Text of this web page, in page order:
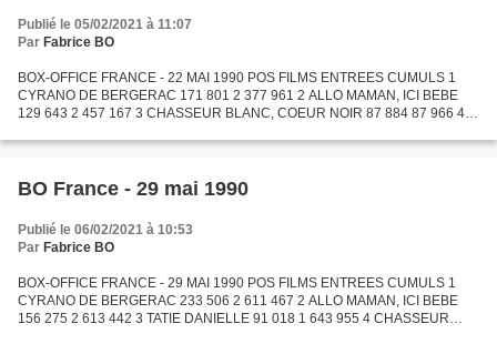
Publié le 05/02/2021 à 11:07
Par Fabrice BO
BOX-OFFICE FRANCE - 22 MAI 1990 POS FILMS ENTREES CUMULS 1
CYRANO DE BERGERAC 171 801 2 377 961 2 ALLO MAMAN, ICI BEBE
129 643 2 457 167 3 CHASSEUR BLANC, COEUR NOIR 87 884 87 966 4
282...
BO France - 29 mai 1990
Publié le 06/02/2021 à 10:53
Par Fabrice BO
BOX-OFFICE FRANCE - 29 MAI 1990 POS FILMS ENTREES CUMULS 1
CYRANO DE BERGERAC 233 506 2 611 467 2 ALLO MAMAN, ICI BEBE
156 275 2 613 442 3 TATIE DANIELLE 91 018 1 643 955 4 CHASSEUR